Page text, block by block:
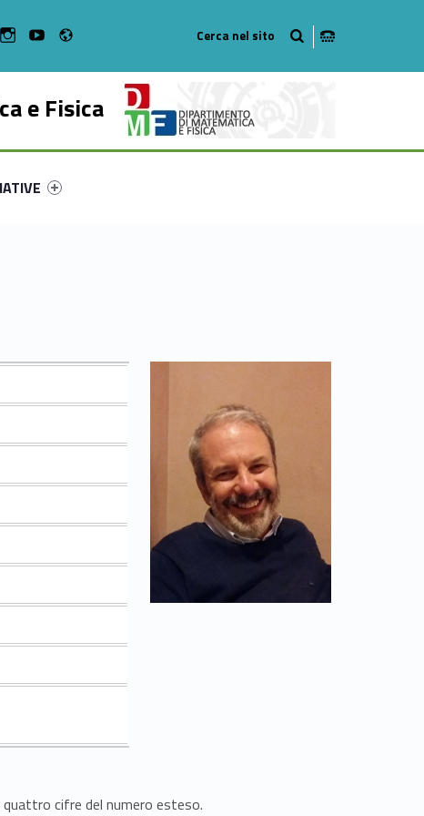
e Fisica
26447-53
#link-menu-primary-96495-62
WebMan on FacebookWebMan on Instagram
WebMan on Youtube
cifre del numero esteso.